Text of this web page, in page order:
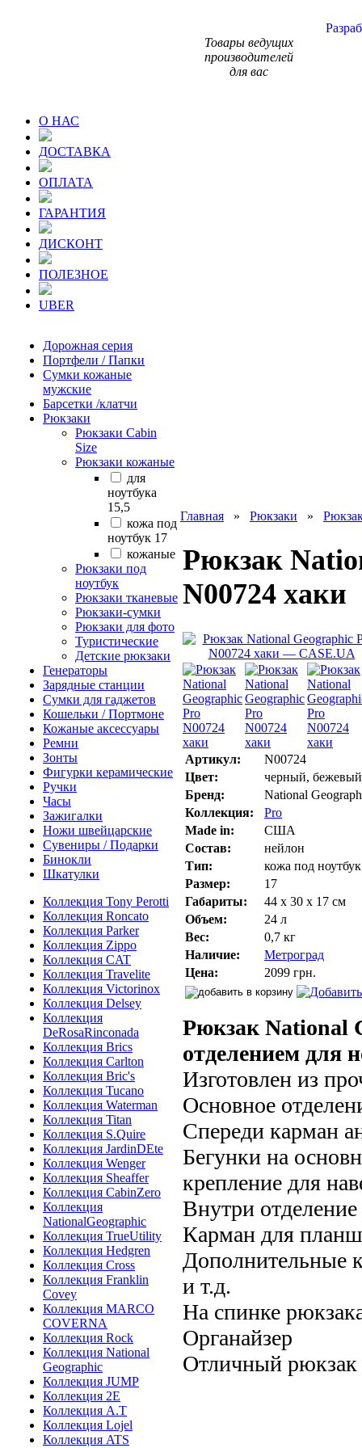
Товары ведущих
производителей
для вас
О НАС
ДОСТАВКА
ОПЛАТА
ГАРАНТИЯ
ДИСКОНТ
ПОЛЕЗНОЕ
UBER
Дорожная серия
Портфели / Папки
Сумки кожаные
мужские
Барсетки /клатчи
Рюкзаки
Рюкзаки Сabin
Size
Рюкзаки кожаные
для
ноутбука
15,5
кожа под
ноутбук 17
кожаные
Рюкзаки под
ноутбук
Рюкзаки тканевые
Рюкзаки-сумки
Рюкзаки для фото
Туристические
Детские рюкзаки
Генераторы
Зарядные станции
Сумки для гаджетов
Кошельки / Портмоне
Кожаные аксессуары
Ремни
Зонты
Фигурки керамические
Ручки
Часы
Зажигалки
Ножи швейцарские
Сувениры / Подарки
Бинокли
Шкатулки
Коллекция Tony Perotti
Коллекция Roncato
Коллекция Parker
Коллекция Zippo
Коллекция CAT
Коллекция Travelite
Коллекция Victorinox
Коллекция Delsey
Коллекция
DeRosaRinconada
Коллекция Brics
Коллекция Carlton
Коллекция Bric's
Коллекция Tucano
Коллекция Waterman
Коллекция Titan
Коллекция S.Quire
Коллекция JardinDEte
Коллекция Wenger
Коллекция Sheaffer
Коллекция CabinZero
Коллекция
NationalGeographic
Коллекция TrueUtility
Коллекция Hedgren
Коллекция Cross
Коллекция Franklin
Covey
Коллекция MARCO
COVERNA
Коллекция Rock
Коллекция National
Geographic
Коллекция JUMP
Коллекция 2E
Коллекция A.T
Коллекция Lojel
Коллекция ATS
Главная » Рюкзаки »
Рюкзак
N00724 хаки
Артикул:
N00724
Цвет:
черный,
Бренд:
National
Коллекция:
Pro
Made in:
США
Состав:
нейлон
Тип:
кожа под
Размер:
17
Габариты:
44 х 30 х 17 см
Объем:
24 л
Вес:
0,7 кг
Наличие:
Метроград
Цена:
2099 грн.
Рюкзак National
отделением для
Изготовлен из
Основное
Спереди карман
Бегунки на
крепление для
Внутри
Карман для
Дополнительные
и т.д.
На спинке
Органайзер
Отличный рюкзак